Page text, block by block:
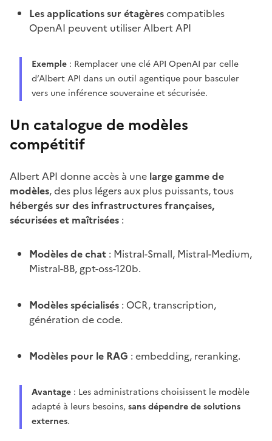
Les applications sur étagèrescompatibles
OpenAI peuvent utiliser Albert API
Exemple : Remplacer une clé API OpenAI par celle
d’Albert API dans un outil agentique pour basculer
vers une inférence souveraine et sécurisée.
Un catalogue de modèles
compétitif
Albert API donne accès à une large gamme de
modèles, des plus légers aux plus puissants, tous
hébergés sur des infrastructures françaises,
sécurisées et maîtrisées :
Modèles de chat : Mistral-Small, Mistral-Medium,
Mistral-8B, gpt-oss-120b.
Modèles spécialisés : OCR, transcription,
génération de code.
Modèles pour le RAG : embedding, reranking.
Avantage : Les administrations choisissent le modèle
adapté à leurs besoins, sans dépendre de solutions
externes.